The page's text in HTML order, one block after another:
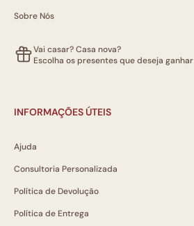
Sobre Nós
Vai casar? Casa nova?
Escolha os presentes que deseja ganhar
INFORMAÇÕES ÚTEIS
Ajuda
Consultoria Personalizada
Política de Devolução
Política de Entrega